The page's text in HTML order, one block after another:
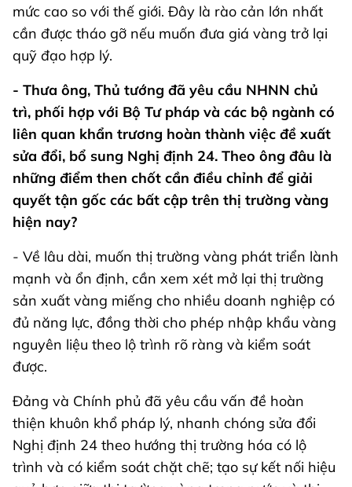
mức cao so với thế giới. Đây là rào cản lớn nhất
cần được tháo gỡ nếu muốn đưa giá vàng trở lại
quỹ đạo hợp lý.
- Thưa ông, Thủ tướng đã yêu cầu NHNN chủ
trì, phối hợp với Bộ Tư pháp và các bộ ngành có
liên quan khẩn trương hoàn thành việc đề xuất
sửa đổi, bổ sung Nghị định 24. Theo ông đâu là
những điểm then chốt cần điều chỉnh để giải
quyết tận gốc các bất cập trên thị trường vàng
hiện nay?
- Về lâu dài, muốn thị trường vàng phát triển lành
mạnh và ổn định, cần xem xét mở lại thị trường
sản xuất vàng miếng cho nhiều doanh nghiệp có
đủ năng lực, đồng thời cho phép nhập khẩu vàng
nguyên liệu theo lộ trình rõ ràng và kiểm soát
được.
Đảng và Chính phủ đã yêu cầu vấn đề hoàn
thiện khuôn khổ pháp lý, nhanh chóng sửa đổi
Nghị định 24 theo hướng thị trường hóa có lộ
trình và có kiểm soát chặt chẽ; tạo sự kết nối hiệu